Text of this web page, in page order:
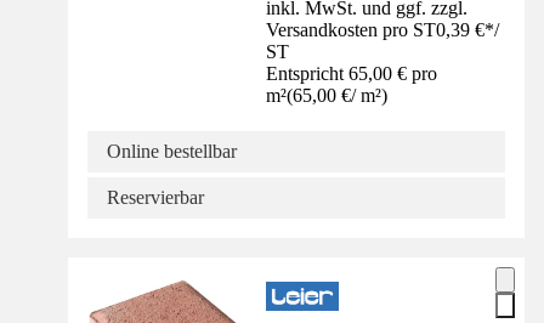
inkl. MwSt. und ggf. zzgl.
Versandkosten pro ST0,39 €*/
ST
Entspricht 65,00 € pro
m²(65,00 €/ m²)
Online bestellbar
Reservierbar